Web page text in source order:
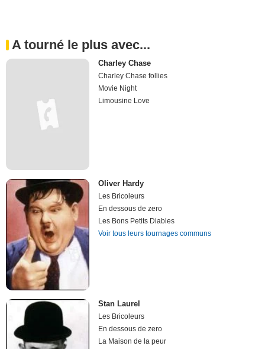
A tourné le plus avec...
Charley Chase
Charley Chase follies
Movie Night
Limousine Love
Oliver Hardy
Les Bricoleurs
En dessous de zero
Les Bons Petits Diables
Voir tous leurs tournages communs
Stan Laurel
Les Bricoleurs
En dessous de zero
La Maison de la peur